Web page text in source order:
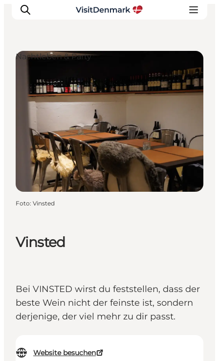
Inspiration
Regionen
Erlebnisse
Unterkünfte
Reiseplanung
Vinsted
Bei VINSTED wirst du feststellen, dass der
beste Wein nicht der feinste ist, sondern
derjenige, der viel mehr zu dir passt.
Website besuchen
Nachtleben & Party
Foto: Vinsted